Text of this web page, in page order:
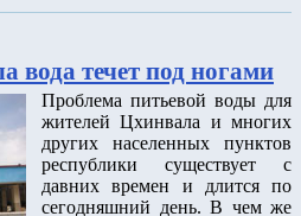
вода течет под ногами
Проблема питьевой воды для
жителей Цхинвала и многих
других населенных пунктов
республики существует с
давних времен и длится по
сегодняшний день. В чем же